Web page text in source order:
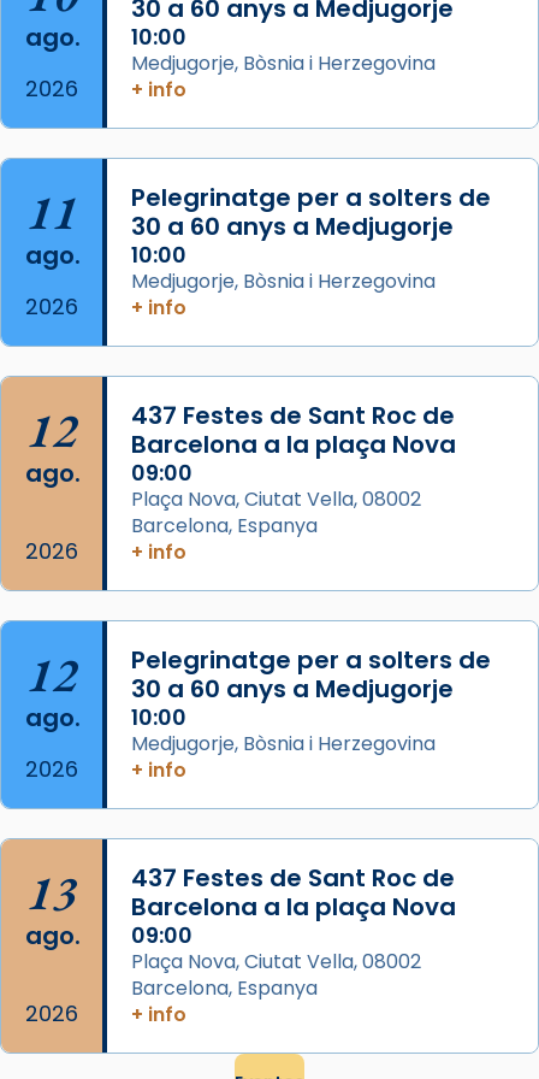
Josep Omella, ha presidit la missa i l’ha
concelebrat el bisbe auxiliar de Barcelona,
Mons. David Abadías.
📸 Dr. G. Simón
Foto
View on Facebook · Share
Arquebisbat de Barcelona
2 weeks ago
Acompanyant la història de sant Cugat, a
partir de l’Edat Mitjana sorgeix la tradició
que les santes Juliana (“relatiu a Júlia”) i
Semproniana (“relatiu a Semprònia =
eterna”) són deixebles seves. I l’any 1667, el
frare Joan Gaspar Roig, afirma en una obra
que les santes són filles de l’antiga Iluro.
Mataró en reivindicarà les relíq
Foto
View on Facebook ·
ago.
2026
30 a 60 anys a Medjugorje
10:00
Medjugorje, Bòsnia i Herzegovina
+ info
11
ago.
2026
Pelegrinatge per a solters de
30 a 60 anys a Medjugorje
10:00
Medjugorje, Bòsnia i Herzegovina
+ info
12
ago.
2026
437 Festes de Sant Roc de
Barcelona a la plaça Nova
09:00
Plaça Nova, Ciutat Vella, 08002
Barcelona, Espanya
+ info
12
ago.
2026
Pelegrinatge per a solters de
30 a 60 anys a Medjugorje
10:00
Medjugorje, Bòsnia i Herzegovina
+ info
13
ago.
2026
437 Festes de Sant Roc de
Barcelona a la plaça Nova
09:00
Plaça Nova, Ciutat Vella, 08002
Barcelona, Espanya
+ info